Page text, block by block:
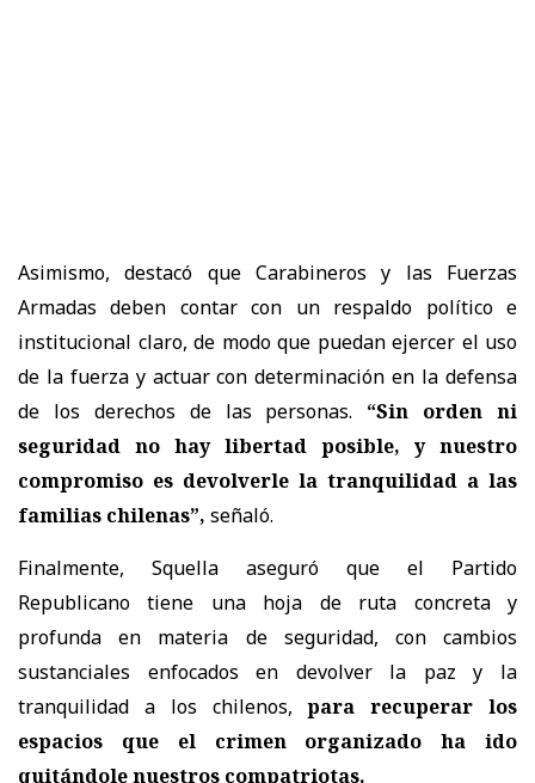
Asimismo, destacó que Carabineros y las Fuerzas
Armadas deben contar con un respaldo político e
institucional claro, de modo que puedan ejercer el uso
de la fuerza y actuar con determinación en la defensa
de los derechos de las personas. “Sin orden ni
seguridad no hay libertad posible, y nuestro
compromiso es devolverle la tranquilidad a las
familias chilenas”, señaló.
Finalmente, Squella aseguró que el Partido
Republicano tiene una hoja de ruta concreta y
profunda en materia de seguridad, con cambios
sustanciales enfocados en devolver la paz y la
tranquilidad a los chilenos,para recuperar los
espacios que el crimen organizado ha ido
quitándole nuestros compatriotas.